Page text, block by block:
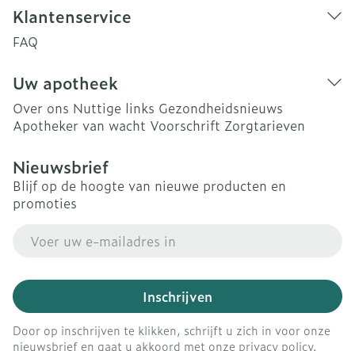
Klantenservice
FAQ
Uw apotheek
Over ons Nuttige links Gezondheidsnieuws
Apotheker van wacht Voorschrift Zorgtarieven
Nieuwsbrief
Blijf op de hoogte van nieuwe producten en
promoties
Inschrijven
Door op inschrijven te klikken, schrijft u zich in voor onze
nieuwsbrief en gaat u akkoord met onze privacy policy.